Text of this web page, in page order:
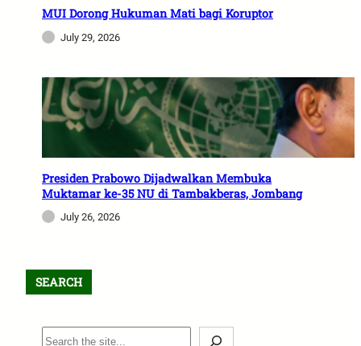
MUI Dorong Hukuman Mati bagi Koruptor
July 29, 2026
Presiden Prabowo Dijadwalkan Membuka
Muktamar ke-35 NU di Tambakberas, Jombang
July 26, 2026
SEARCH
S